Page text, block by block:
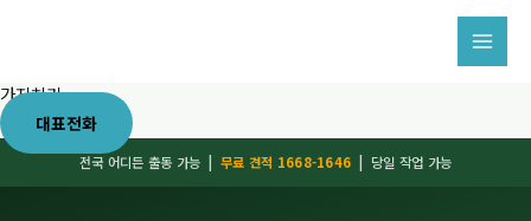
로
건
가지치기
대표전화
전국 어디든 출동 가능 | 무료 견적 1668-1646 | 당일 작업 가능